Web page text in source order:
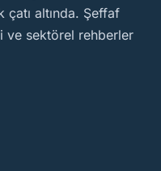
çatı altında. Şeffaf
ve sektörel rehberler